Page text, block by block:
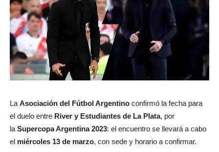
LaAsociación del Fútbol Argentino confirmó la fecha para
el duelo entre River y Estudiantes de La Plata, por
laSupercopa Argentina 2023: el encuentro se llevará a cabo
el miércoles 13 de marzo, con sede y horario a confirmar.